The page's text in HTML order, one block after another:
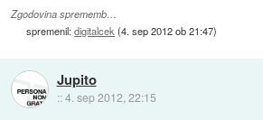
Zgodovina sprememb…
spremenil:digitalcek (4. sep 2012 ob 21:47)
Jupito
::4. sep 2012, 22:15